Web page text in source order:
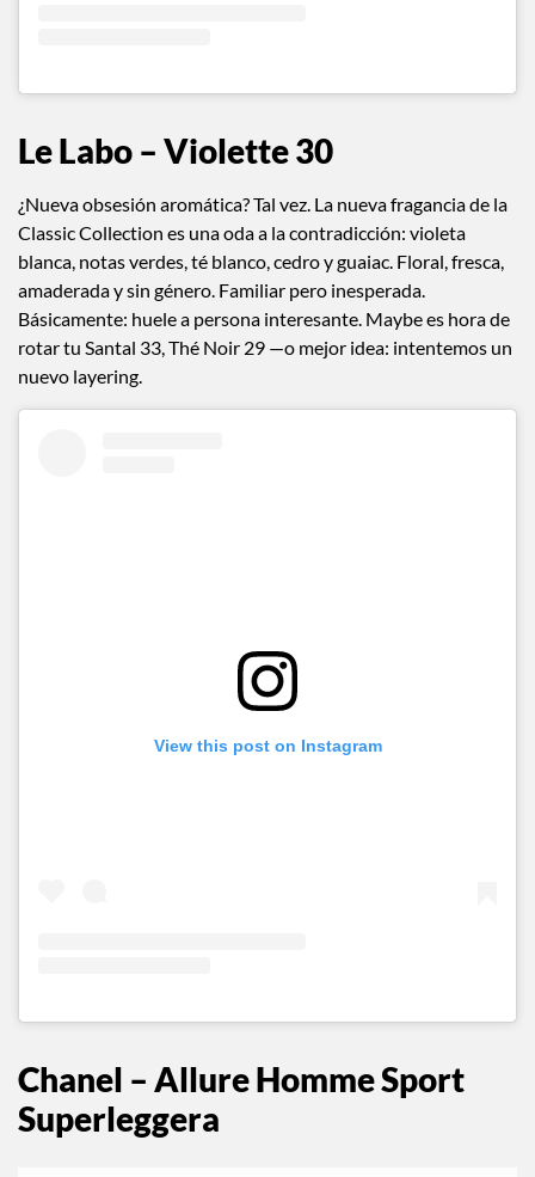
Le Labo – Violette 30
¿Nueva obsesión aromática? Tal vez. La nueva fragancia de la
Classic Collection es una oda a la contradicción: violeta
blanca, notas verdes, té blanco, cedro y guaiac. Floral, fresca,
amaderada y sin género. Familiar pero inesperada.
Básicamente: huele a persona interesante. Maybe es hora de
rotar tu Santal 33, Thé Noir 29 —o mejor idea: intentemos un
nuevo layering.
View this post on Instagram
Chanel – Allure Homme Sport
Superleggera